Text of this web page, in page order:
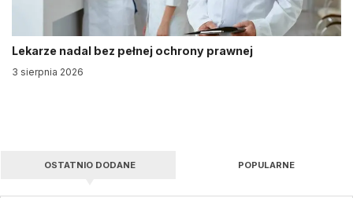
Lekarze nadal bez pełnej ochrony prawnej
3 sierpnia 2026
OSTATNIO DODANE POPULARNE